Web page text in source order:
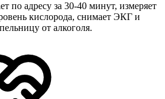
по адресу за 30-40 минут, измеряет
кислорода, снимает ЭКГ и
от алкоголя.